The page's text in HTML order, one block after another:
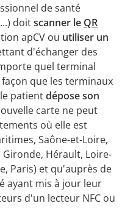
de santé
doitscanner le QR
apCV ou utiliser un
d'échanger des
quel terminal
que les terminaux
patientdépose son
carte ne peut
où elle est
Saône-et-Loire,
Gironde, Hérault, Loire-
Paris) et qu'auprès de
ayant mis à jour leur
d'un lecteur NFC ou